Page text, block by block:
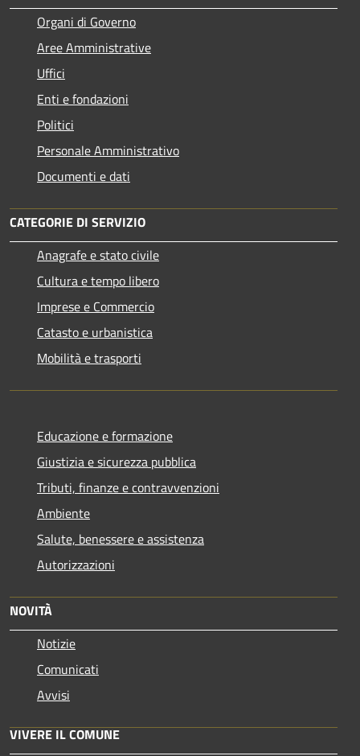
Organi di Governo
Aree Amministrative
Uffici
Enti e fondazioni
Politici
Personale Amministrativo
Documenti e dati
CATEGORIE DI SERVIZIO
Anagrafe e stato civile
Cultura e tempo libero
Imprese e Commercio
Catasto e urbanistica
Mobilità e trasporti
Educazione e formazione
Giustizia e sicurezza pubblica
Tributi, finanze e contravvenzioni
Ambiente
Salute, benessere e assistenza
Autorizzazioni
NOVITÀ
Notizie
Comunicati
Avvisi
VIVERE IL COMUNE